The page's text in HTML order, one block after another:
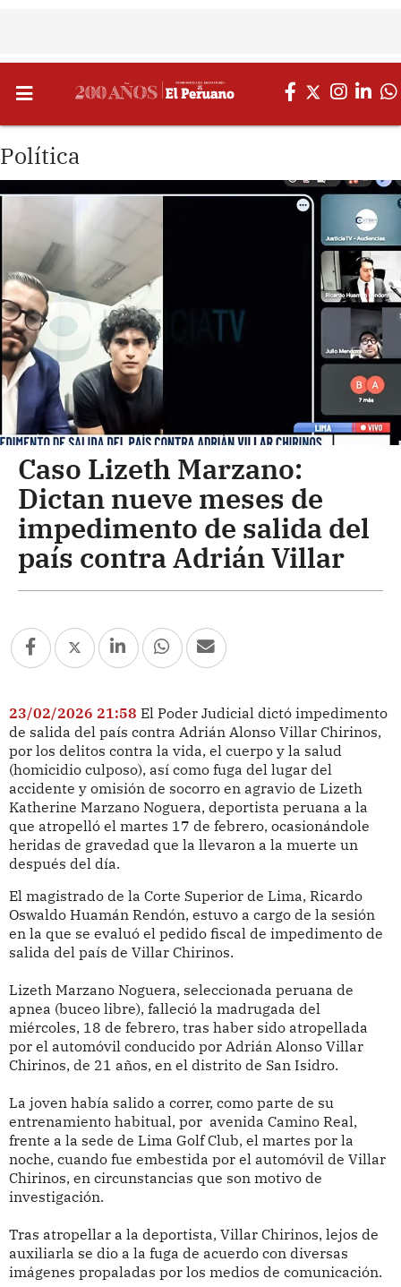
Política
Caso Lizeth Marzano:
Dictan nueve meses de
impedimento de salida del
país contra Adrián Villar
23/02/2026 21:58 El Poder Judicial dictó impedimento
de salida del país contra Adrián Alonso Villar Chirinos,
por los delitos contra la vida, el cuerpo y la salud
(homicidio culposo), así como fuga del lugar del
accidente y omisión de socorro en agravio de Lizeth
Katherine Marzano Noguera, deportista peruana a la
que atropelló el martes 17 de febrero, ocasionándole
heridas de gravedad que la llevaron a la muerte un
después del día.
El magistrado de la Corte Superior de Lima, Ricardo
Oswaldo Huamán Rendón, estuvo a cargo de la sesión
en la que se evaluó el pedido fiscal de impedimento de
salida del país de Villar Chirinos.
Lizeth Marzano Noguera, seleccionada peruana de
apnea (buceo libre), falleció la madrugada del
miércoles, 18 de febrero, tras haber sido atropellada
por el automóvil conducido por Adrián Alonso Villar
Chirinos, de 21 años, en el distrito de San Isidro.
La joven había salido a correr, como parte de su
entrenamiento habitual, por avenida Camino Real,
frente a la sede de Lima Golf Club, el martes por la
noche, cuando fue embestida por el automóvil de Villar
Chirinos, en circunstancias que son motivo de
investigación.
Tras atropellar a la deportista, Villar Chirinos, lejos de
auxiliarla se dio a la fuga de acuerdo con diversas
imágenes propaladas por los medios de comunicación.